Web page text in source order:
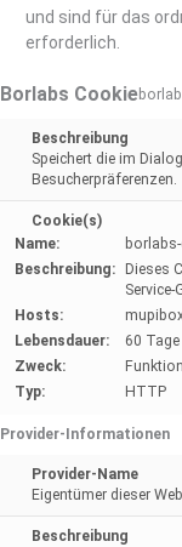
und sind für das
erforderlich.
Borlabs Cookie
Beschreibung
Speichert die im
Besucherpräferenzen.
Cookie(s)
Name:
Beschreibung:
Dieses
Service-
Hosts:
Lebensdauer:
60 Tage
Zweck:
Typ:
HTTP
Provider-Informationen
Provider-Name
Eigentümer dieser
Beschreibung